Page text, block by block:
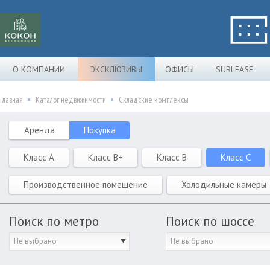
О КОМПАНИИ ЭКСКЛЮЗИВЫ ОФИСЫ SUBLEASE
Главная Каталог недвижимости Складские комплексы
Аренда Покупка
Класс A Класс B+ Класс B Класс C
Производственное помещение Холодильные камеры
Поиск по метро
Не выбрано
Поиск по шоссе
Не выбрано